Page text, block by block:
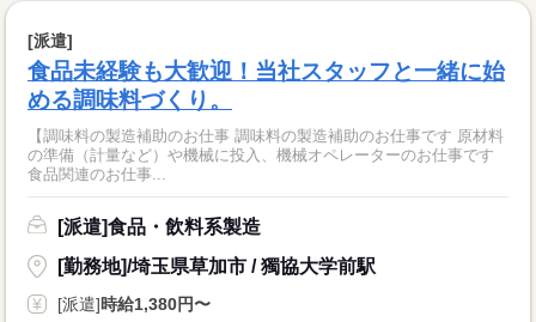
[派遣]
食品未経験も大歓迎！当社スタッフと一緒に始
める調味料づくり。
【調味料の製造補助のお仕事 調味料の製造補助のお仕事です 原材料
の準備（計量など）や機械に投入、機械オペレーターのお仕事です
食品関連のお仕事...
[派遣]食品・飲料系製造
[勤務地]/埼玉県草加市 / 獨協大学前駅
[派遣]時給1,380円〜